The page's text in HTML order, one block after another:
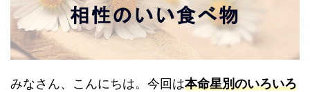
みなさん、こんにちは。今回は本命星別のいろいろ